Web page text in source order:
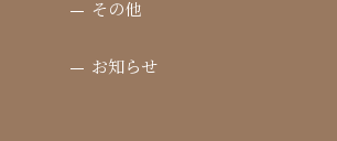
その他
お知らせ